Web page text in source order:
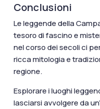
Conclusioni
Le leggende della
tesoro di fascino e
nel corso dei secoli ci
ricca mitologia e
regione.
Esplorare i luoghi
lasciarsi avvolgere da